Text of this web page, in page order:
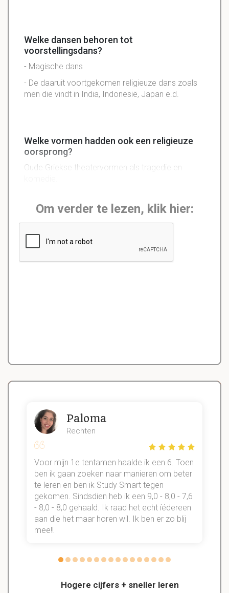
Welke dansen behoren tot
voorstellingsdans?
- Magische dans
- De daaruit voortgekomen religieuze dans zoals
men die vindt in India, Indonesië, Japan e.d.
Welke vormen hadden ook een religieuze
oorsprong?
Oude Griekse theatervormen als tragedie en
Om verder te lezen, klik hier:
Hogere cijfers + sneller leren
Paloma
Rechten
Voor mijn 1e tentamen haalde ik een 6. Toen
ben ik gaan zoeken naar manieren om beter
te leren en ben ik Study Smart tegen
gekomen. Sindsdien heb ik een 9,0 - 8,0 - 7,6
- 8,0 - 8,0 gehaald. Ik raad het echt íédereen
aan die het maar horen wil. Ik ben er zo blij
mee!!